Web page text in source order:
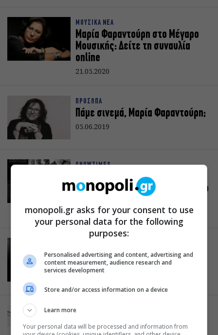
ΜΟΥΣΙΚΑ ΝΕΑ
Μαρία Φαραντούρη στο Μέγαρο
Μουσικής: Δείτε τη συναυλία
online
21.05.2020
ΠΡΟΣΩΠΑ
Πάμε σινεμά, Μαρία Φαραντούρη;
05.06.2019
SHOWTIMES
Συναυλία του Μορφωτικού
Ιδρύματος Εθνικής Τραπέζης, στο
29.01.2019
10 + 1 live που δεν πρέπει να
χάσετε μέχρι τον Δεκέμβρη
ΔΙΑΦΟΡΑ
Ο Θοδωρής Βουτσικάκης
monopoli.gr asks for your consent to use
your personal data for the following
purposes:
Personalised advertising and content, advertising and
content measurement, audience research and
services development
Store and/or access information on a device
Learn more
Your personal data will be processed and information from